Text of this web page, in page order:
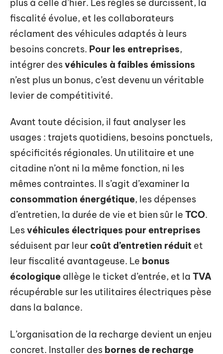
plus à celle d’hier. Les règles se durcissent, la
fiscalité évolue, et les collaborateurs
réclament des véhicules adaptés à leurs
besoins concrets. Pour les entreprises,
intégrer desvéhicules à faibles émissions
n’est plus un bonus, c’est devenu un véritable
levier de compétitivité.
Avant toute décision, il faut analyser les
usages : trajets quotidiens, besoins ponctuels,
spécificités régionales. Un utilitaire et une
citadine n’ont ni la même fonction, ni les
mêmes contraintes. Il s’agit d’examiner la
consommation énergétique, les dépenses
d’entretien, la durée de vie et bien sûr le TCO.
Lesvéhicules électriques pour entreprises
séduisent par leur coût d’entretien réduit et
leur fiscalité avantageuse. Le bonus
écologique allège le ticket d’entrée, et la TVA
récupérable sur les utilitaires électriques pèse
dans la balance.
L’organisation de la recharge devient un enjeu
concret. Installer des bornes de recharge